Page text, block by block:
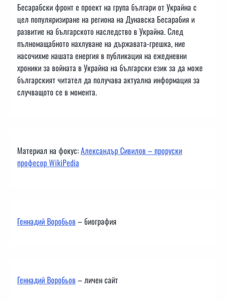
Бесарабски фронт е проект на група българи от Украйна с
цел популяризиране на региона на Дунавска Бесарабия и
развитие на българското наследство в Украйна. След
пълномащабното нахлуване на държавата-грешка, ние
насочихме нашата енергия в публикация на ежедневни
хроники за войната в Украйна на български език за да може
българският читател да получава актуална информация за
случващото се в момента.
Материал на фокус:Александър Сивилов – проруски
професор WikiPedia
Геннадий Воробьов– биография
Геннадий Воробьов– личен сайт